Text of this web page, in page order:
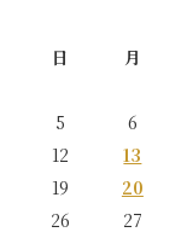
日
月
5
6
12
13
19
20
26
27